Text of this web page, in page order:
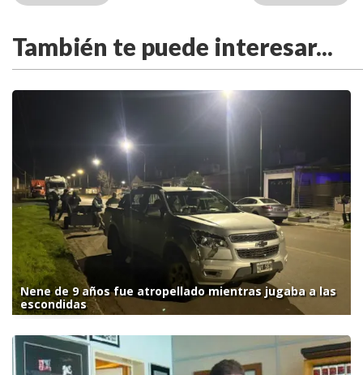
También te puede interesar...
Nene de 9 años fue atropellado mientras jugaba a las
escondidas